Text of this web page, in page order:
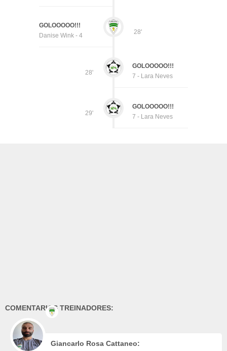
28'
GOLOOOOO!!!
Danise Wink - 4
28'
GOLOOOOO!!!
7 - Lara Neves
29'
GOLOOOOO!!!
7 - Lara Neves
COMENTARIOS TREINADORES:
Giancarlo Rosa Cattaneo: